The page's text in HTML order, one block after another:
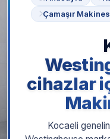
Çamaşır
cihazlar
Kocaeli